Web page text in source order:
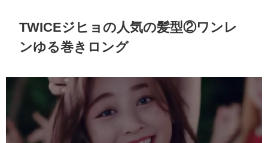
TWICEジヒョの人気の髪型②ワンレ
ンゆる巻きロング